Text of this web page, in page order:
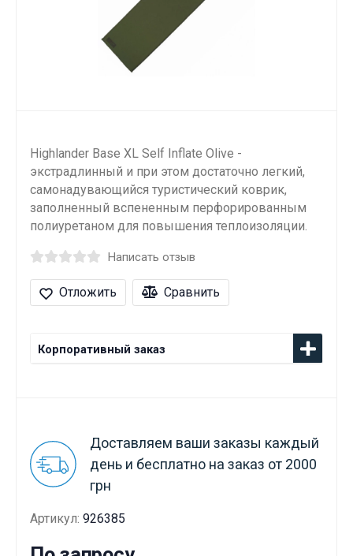
Highlander Base XL Self Inflate Olive -
экстрадлинный и при этом достаточно легкий,
самонадувающийся туристический коврик,
заполненный вспененным перфорированным
полиуретаном для повышения теплоизоляции.
Написать отзыв
Отложить Сравнить
Корпоративный заказ
Доставляем ваши заказы каждый
день и бесплатно на заказ от 2000
грн
Артикул: 926385